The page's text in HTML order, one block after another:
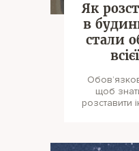
Як
в
стали
щоб
розставити